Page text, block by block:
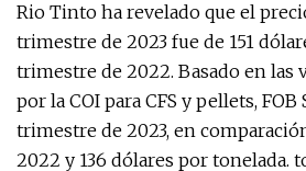
Rio Tinto ha revelado que el
trimestre de 2023 fue de 151
trimestre de 2022. Basado en las
por la COI para CFS y pellets,
trimestre de 2023, en
2022 y 136 dólares por tonelada.